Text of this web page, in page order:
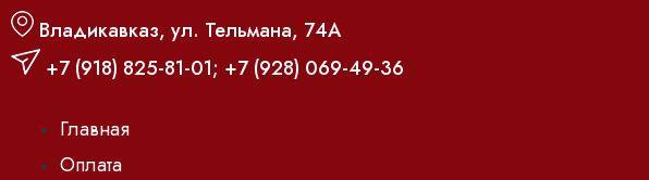
Владикавказ, ул. Тельмана, 74А
+7 (918) 825-81-01; +7 (928) 069-49-36
Главная
Оплата